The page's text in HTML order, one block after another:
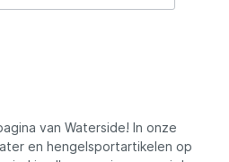
ontwikkeld voor de
het vissen of recreëren.
biedt een
voor het monteren van
De spiegel is
van Waterside! In onze
en hengelsportartikelen op